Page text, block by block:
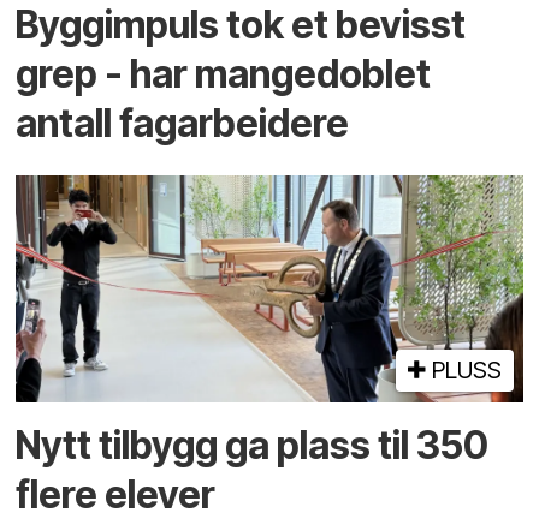
Byggimpuls tok et bevisst
grep - har mange­doblet
antall fag­arbeidere
PLUSS
Nytt tilbygg ga plass til 350
flere elever